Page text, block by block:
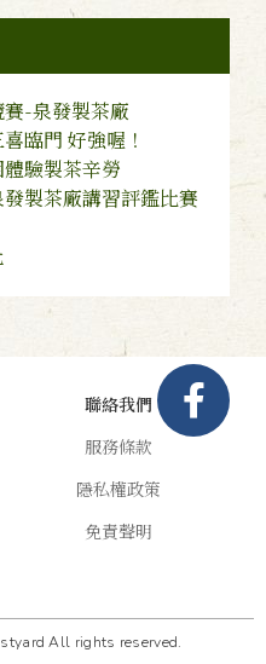
-泉發製茶廠
臨門 好強喔！
驗製茶辛勞
製茶廠講習評鑑比賽
聯絡我們
服務條款
隱私權政策
免責聲明
All rights reserved.